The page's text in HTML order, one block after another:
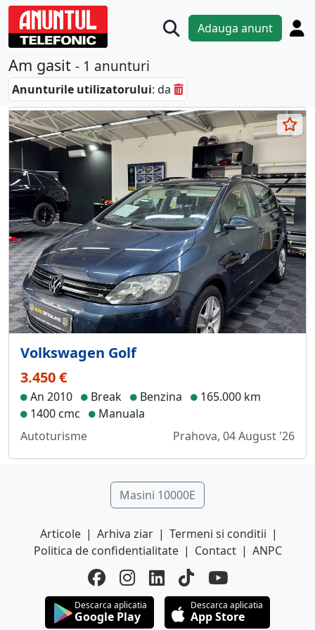
Adauga anunt
Am gasit - 1 anunturi
Anunturile utilizatorului: da
Volkswagen Golf
3.450 €
An 2010 Break Benzina
165.000 km
1400 cmc
Manuala
Autoturisme
Prahova, 04 August '26
Masini 10000E
Articole | Arhiva ziar | Termeni si conditii |
Politica de confidentialitate | Contact | ANPC
Descarca aplicatia
Google Play
Descarca aplicatia
App Store